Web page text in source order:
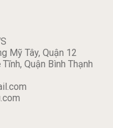
Mỹ Tây, Quận 12
Quận Bình Thạnh